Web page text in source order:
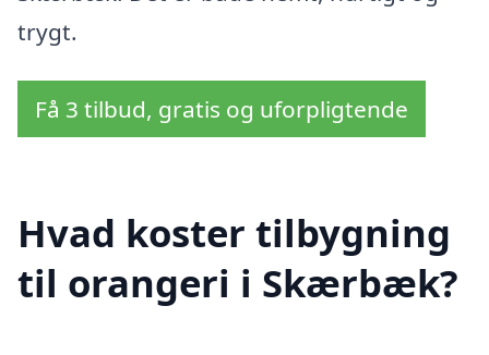
trygt.
Få 3 tilbud, gratis og uforpligtende
Hvad koster tilbygning
til orangeri i Skærbæk?